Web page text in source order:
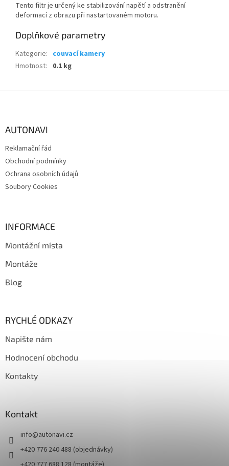
Tento filtr je určený ke stabilizování napětí a odstranění
deformací z obrazu při nastartovaném motoru.
Doplňkové parametry
Kategorie: couvací kamery
Hmotnost: 0.1 kg
AUTONAVI
Reklamační řád
Obchodní podmínky
Ochrana osobních údajů
Soubory Cookies
INFORMACE
Montážní místa
Montáže
Blog
RYCHLÉ ODKAZY
Napište nám
Hodnocení obchodu
Kontakty
Kontakt
info@autonavi.cz
+420 776 240 488 (objednávky)